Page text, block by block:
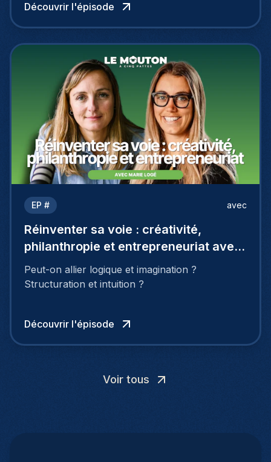
Découvrir l'épisode
EP # avec
Réinventer sa voie : créativité,
philanthropie et entrepreneuriat avec
Marie Logé
Peut-on allier logique et imagination ?
Structuration et intuition ?
Découvrir l'épisode
Voir tous